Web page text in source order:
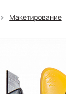
Макетирование